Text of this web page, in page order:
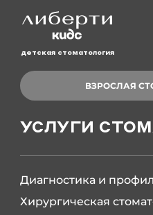
детская стоматология
ВЗРОСЛАЯ
УСЛУГИ
Диагностика и
Хирургическая